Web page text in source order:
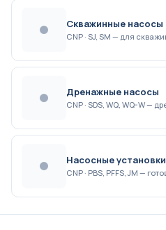
Скважинные насосы
Дренажные насосы
Насосные установки